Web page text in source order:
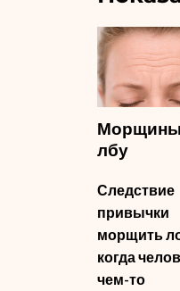
лбу
Следствие
привычки
морщить
когда
чем-то